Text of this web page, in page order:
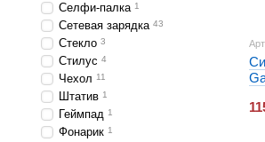
Селфи-палка 1
Сетевая зарядка 43
Стекло 3
Стилус 4
Чехол 11
Штатив 1
Геймпад 1
Фонарик 1